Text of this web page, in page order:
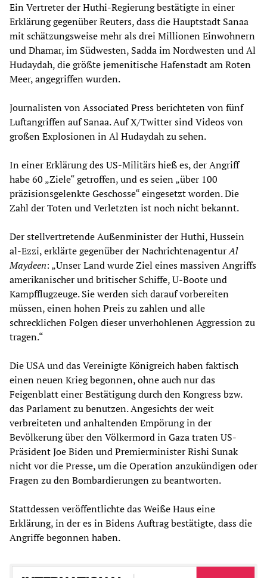
Ein Vertreter der Huthi-Regierung bestätigte in einer
Erklärung gegenüber Reuters, dass die Hauptstadt Sanaa
mit schätzungsweise mehr als drei Millionen Einwohnern
und Dhamar, im Südwesten, Sadda im Nordwesten und Al
Hudaydah, die größte jemenitische Hafenstadt am Roten
Meer, angegriffen wurden.
Journalisten von Associated Press berichteten von fünf
Luftangriffen auf Sanaa. Auf X/Twitter sind Videos von
großen Explosionen in Al Hudaydah zu sehen.
In einer Erklärung des US-Militärs hieß es, der Angriff
habe 60 „Ziele“ getroffen, und es seien „über 100
präzisionsgelenkte Geschosse“ eingesetzt worden. Die
Zahl der Toten und Verletzten ist noch nicht bekannt.
Der stellvertretende Außenminister der Huthi, Hussein
al-Ezzi, erklärte gegenüber der NachrichtenagenturAl
Maydeen: „Unser Land wurde Ziel eines massiven Angriffs
amerikanischer und britischer Schiffe, U-Boote und
Kampfflugzeuge. Sie werden sich darauf vorbereiten
müssen, einen hohen Preis zu zahlen und alle
schrecklichen Folgen dieser unverhohlenen Aggression zu
tragen.“
Die USA und das Vereinigte Königreich haben faktisch
einen neuen Krieg begonnen, ohne auch nur das
Feigenblatt einer Bestätigung durch den Kongress bzw.
das Parlament zu benutzen. Angesichts der weit
verbreiteten und anhaltenden Empörung in der
Bevölkerung über den Völkermord in Gaza traten US-
Präsident Joe Biden und Premierminister Rishi Sunak
nicht vor die Presse, um die Operation anzukündigen oder
Fragen zu den Bombardierungen zu beantworten.
Stattdessen veröffentlichte das Weiße Haus eine
Erklärung, in der es in Bidens Auftrag bestätigte, dass die
Angriffe begonnen haben.